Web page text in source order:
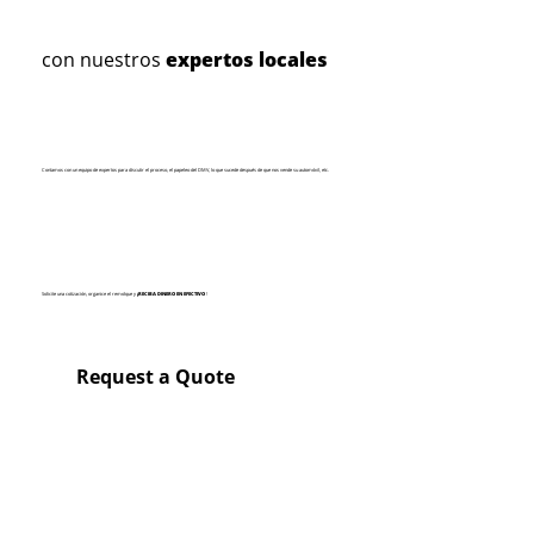
con nuestros expertos locales
Contamos con un equipo de expertos para discutir el proceso, el papeleo del DMV, lo que sucede después de que nos vende su automóvil, etc.
Solicite una cotización, organice el remolque y ¡RECIBA DINERO EN EFECTIVO !
Request a Quote